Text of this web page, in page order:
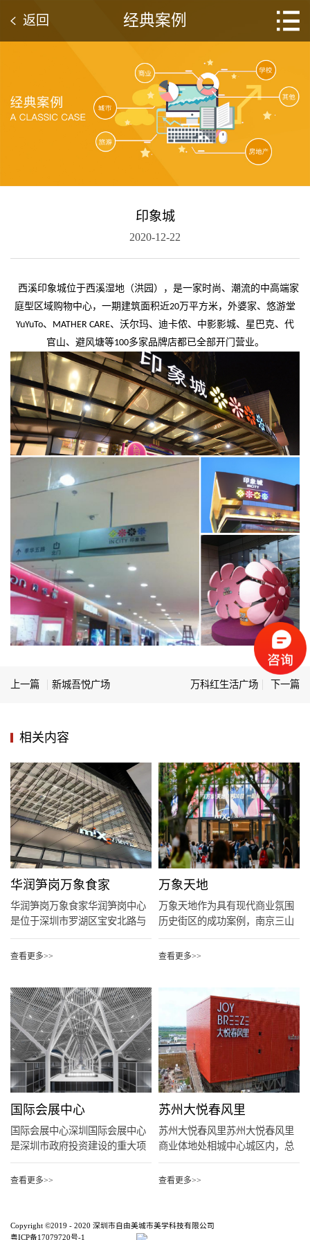
经典案例
返回
印象城
2020-12-22
西溪印象城位于西溪湿地（洪园），是一家时尚、潮流的中高端家
庭型区域购物中心，一期建筑面积近20 万平方米，外婆家、悠游堂
YuYuTo、 MATHER CARE、沃尔玛、迪卡侬、中影影城、星巴克、代
官山、避风塘等100多家品牌店都已全部开门营业。
上一篇 新城吾悦广场 万科红生活广场 下一篇
相关内容
华润笋岗万象食家
华润笋岗万象食家华润笋岗中心
是位于深圳市罗湖区宝安北路与
梅园...
查看更多>>
万象天地
万象天地作为具有现代商业氛围
历史街区的成功案例，南京三山
街万...
查看更多>>
国际会展中心
国际会展中心深圳国际会展中心
是深圳市政府投资建设的重大项
目，...
查看更多>>
苏州大悦春风里
苏州大悦春风里苏州大悦春风里
商业体地处相城中心城区内，总
建筑...
查看更多>>
Copyright ©2019 - 2020 深圳市自由美城市美学科技有限公司
粤ICP备17079720号-1